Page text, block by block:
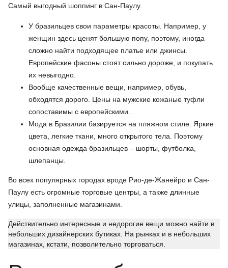
Самый выгодный шоппинг в Сан-Паулу.
У бразильцев свои параметры красоты. Например, у
женщин здесь ценят большую попу, поэтому, иногда
сложно найти подходящее платье или джинсы.
Европейские фасоны стоят сильно дороже, и покупать
их невыгодно.
Вообще качественные вещи, например, обувь,
обходятся дорого. Цены на мужские кожаные туфли
сопоставимы с европейскими.
Мода в Бразилии базируется на пляжном стиле. Яркие
цвета, легкие ткани, много открытого тела. Поэтому
основная одежда бразильцев – шорты, футболка,
шлепанцы.
Во всех популярных городах вроде Рио-де-Жанейро и Сан-
Паулу есть огромные торговые центры, а также длинные
улицы, заполненные магазинами.
Действительно интересные и недорогие вещи можно найти в
небольших дизайнерских бутиках. На рынках и в небольших
магазинах, кстати, позволительно торговаться.